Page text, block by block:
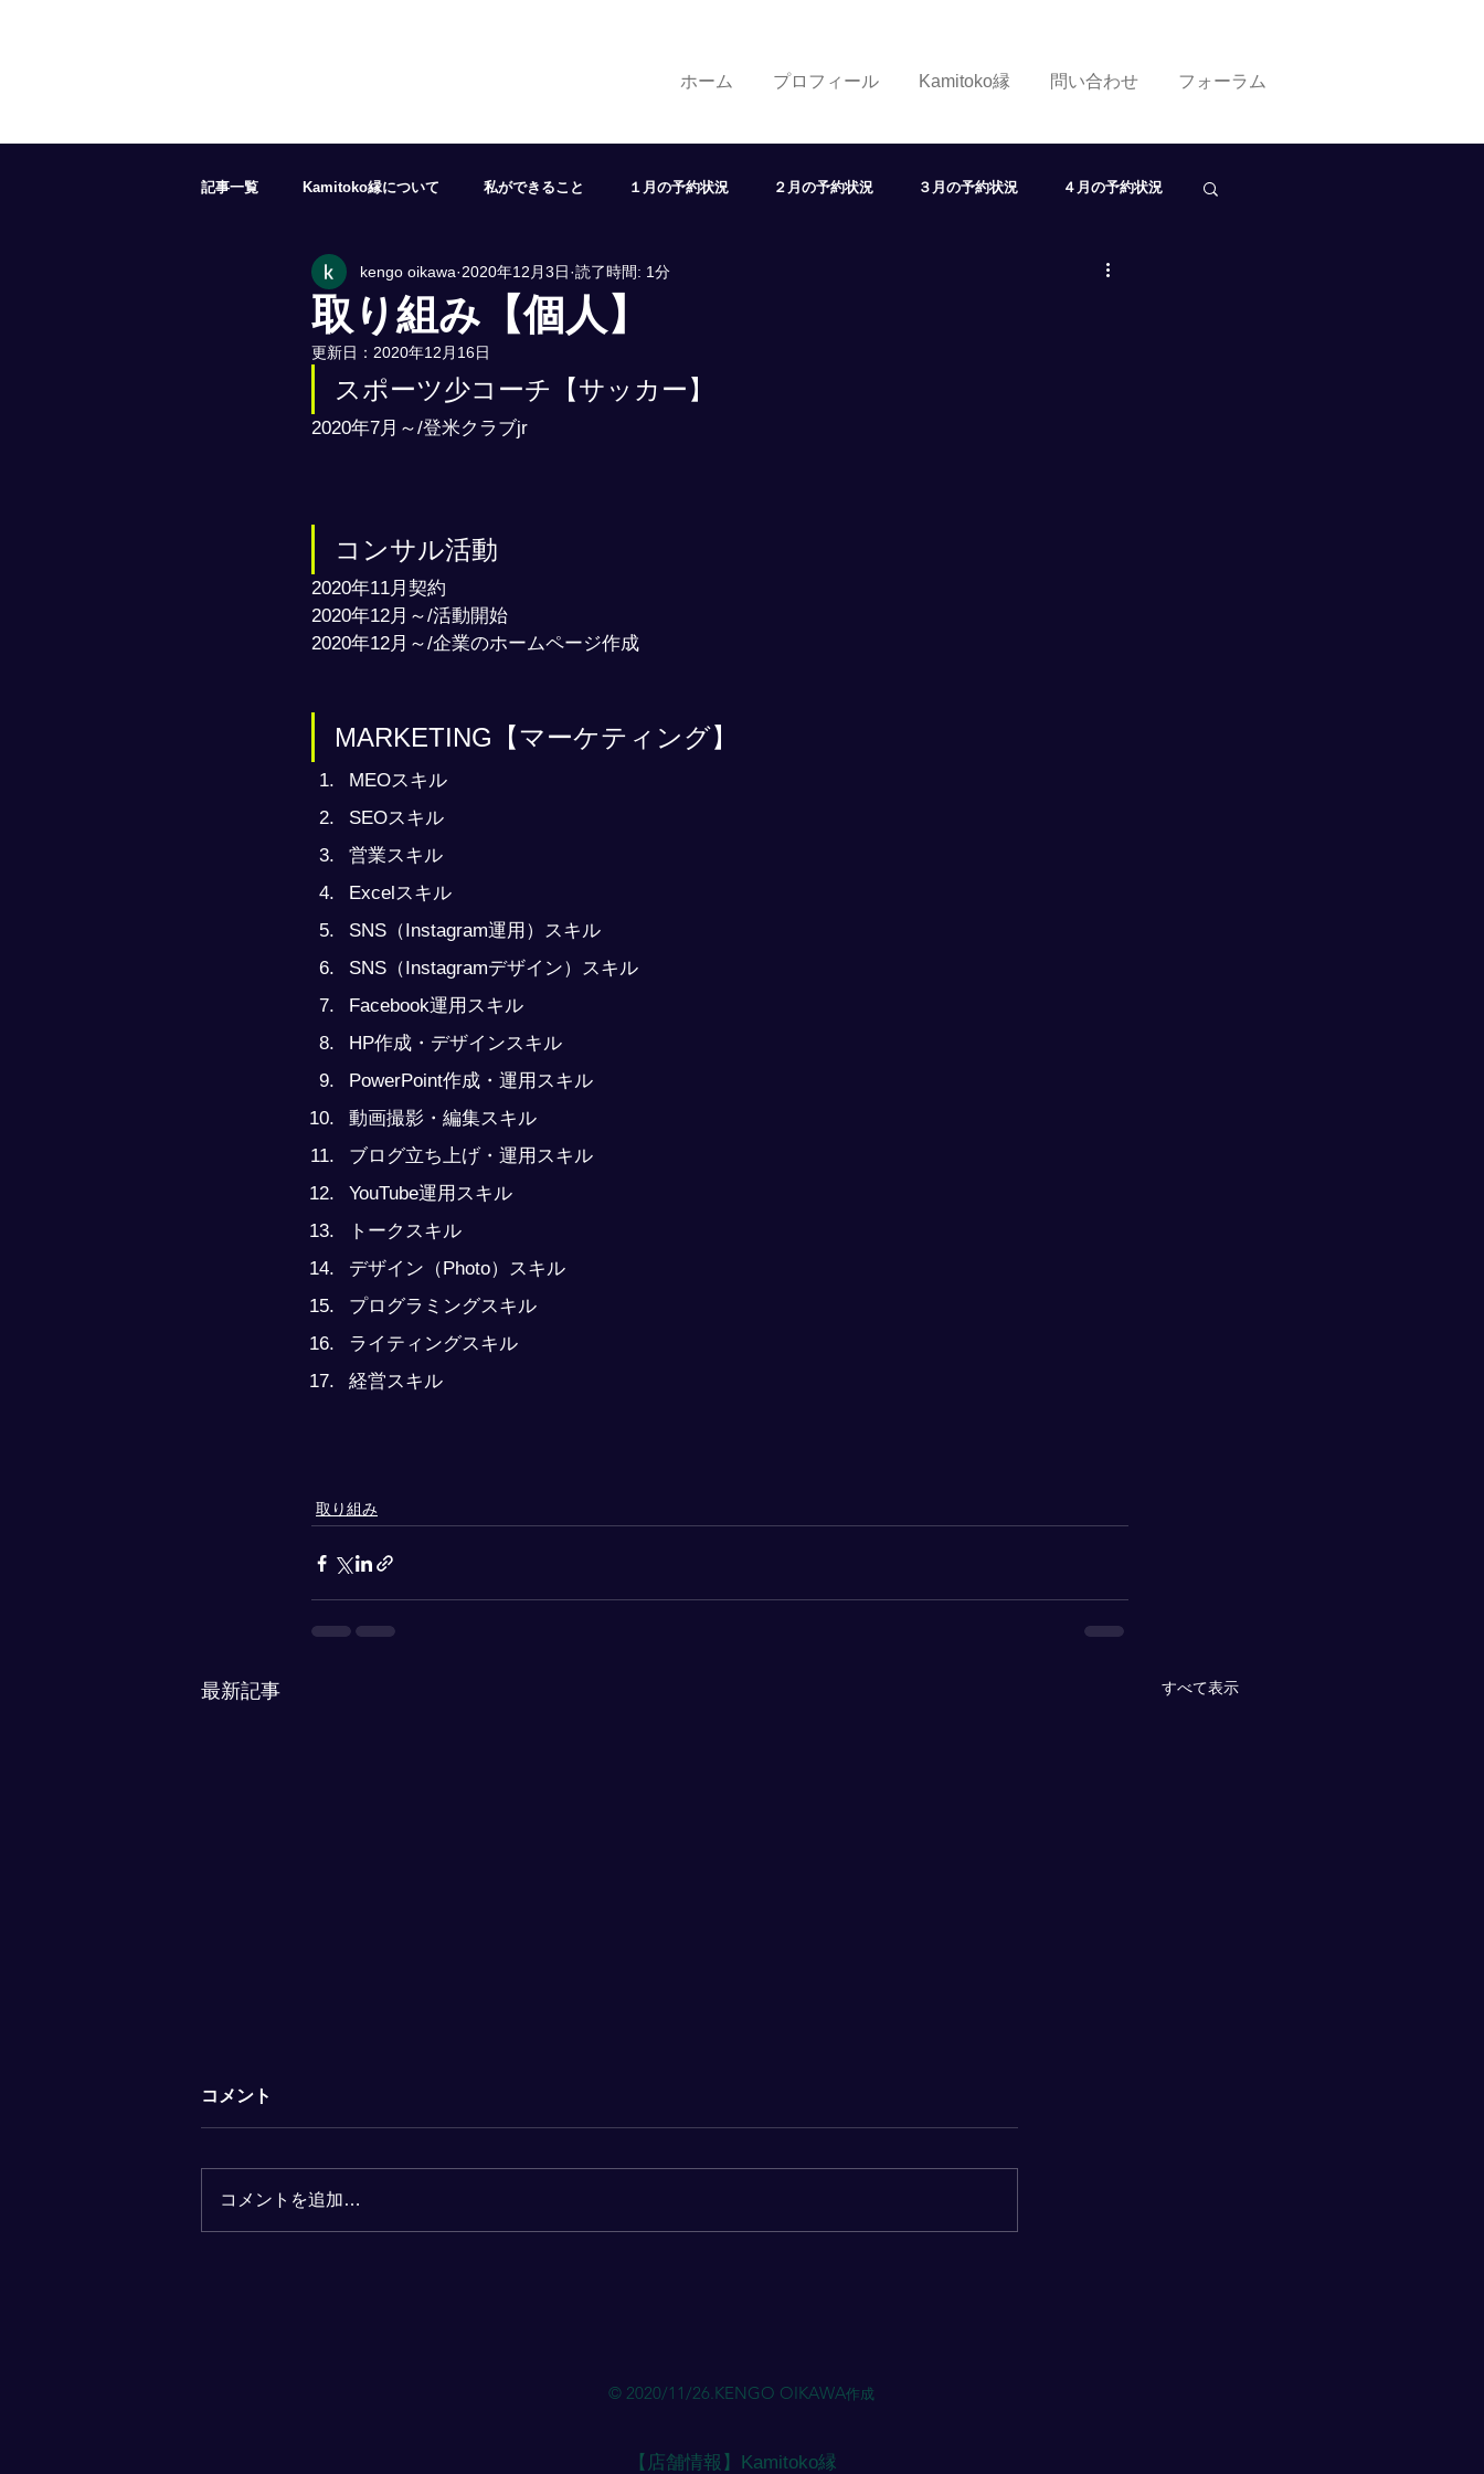
ホーム プロフィール Kamitoko縁 問い合わせ フォーラム
記事一覧 Kamitoko縁について 私ができること １月の予約状況 ２月の予約状況 ３月の予約状況 ４月の予約状況
５月の予約状況 ６月の予約状況 ７月の予約状況
１１月の予約状況 １２月の予約状況
取り組み【個人】
kengo oikawa 2020年12月3日 読了時間: 1分
更新日： 2020年12月16日
スポーツ少コーチ【サッカー】
2020年7月～/登米クラブjr
コンサル活動
2020年11月契約
2020年12月～/活動開始
2020年12月～/企業のホームページ作成
MARKETING【マーケティング】
MEOスキル
SEOスキル
営業スキル
Excelスキル
SNS（Instagram運用）スキル
SNS（Instagramデザイン）スキル
Facebook運用スキル
HP作成・デザインスキル
PowerPoint作成・運用スキル
動画撮影・編集スキル
ブログ立ち上げ・運用スキル
YouTube運用スキル
トークスキル
デザイン（Photo）スキル
プログラミングスキル
ライティングスキル
経営スキル
取り組み
最新記事 すべて表示
コメント
コメントを追加…
© 2020/11/26.KENGO OIKAWA作成
【店舗情報】Kamitoko縁